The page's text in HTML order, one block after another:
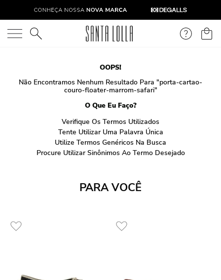
O que você está procurando?
OOPS!
Não Encontramos Nenhum Resultado Para "porta-cartao-
couro-floater-marrom-safari"
O Que Eu Faço?
Verifique Os Termos Utilizados
Tente Utilizar Uma Palavra Única
Utilize Termos Genéricos Na Busca
Procure Utilizar Sinônimos Ao Termo Desejado
PARA VOCÊ